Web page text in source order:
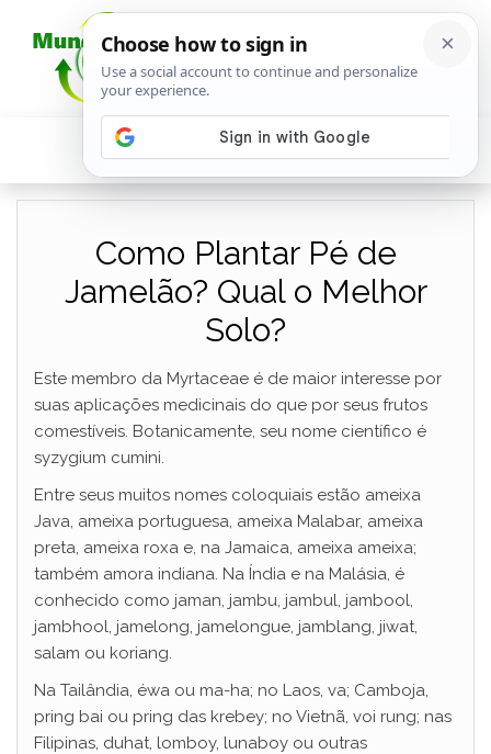
Como Plantar Pé de
Jamelão? Qual o Melhor
Solo?
Este membro da Myrtaceae é de maior interesse por
suas aplicações medicinais do que por seus frutos
comestíveis. Botanicamente, seu nome científico é
syzygium cumini.
Entre seus muitos nomes coloquiais estão ameixa
Java, ameixa portuguesa, ameixa Malabar, ameixa
preta, ameixa roxa e, na Jamaica, ameixa ameixa;
também amora indiana. Na Índia e na Malásia, é
conhecido como jaman, jambu, jambul, jambool,
jambhool, jamelong, jamelongue, jamblang, jiwat,
salam ou koriang.
Na Tailândia, éwa ou ma-ha; no Laos, va; Camboja,
pring bai ou pring das krebey; no Vietnã, voi rung; nas
Filipinas, duhat, lomboy, lunaboy ou outras